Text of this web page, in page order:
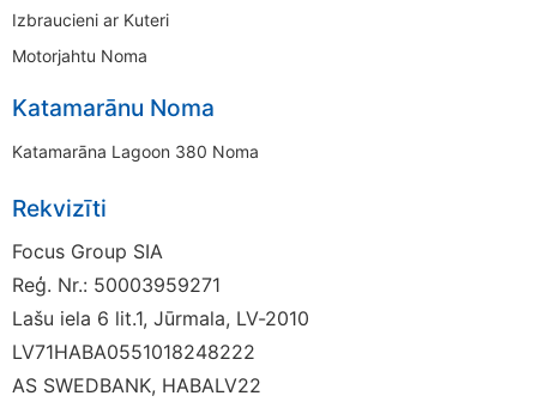
Izbraucieni ar Kuteri
Motorjahtu Noma
Katamarānu Noma
Katamarāna Lagoon 380 Noma
Rekvizīti
Focus Group SIA
Reģ. Nr.: 50003959271
Lašu iela 6 lit.1, Jūrmala, LV-2010
LV71HABA0551018248222
AS SWEDBANK, HABALV22